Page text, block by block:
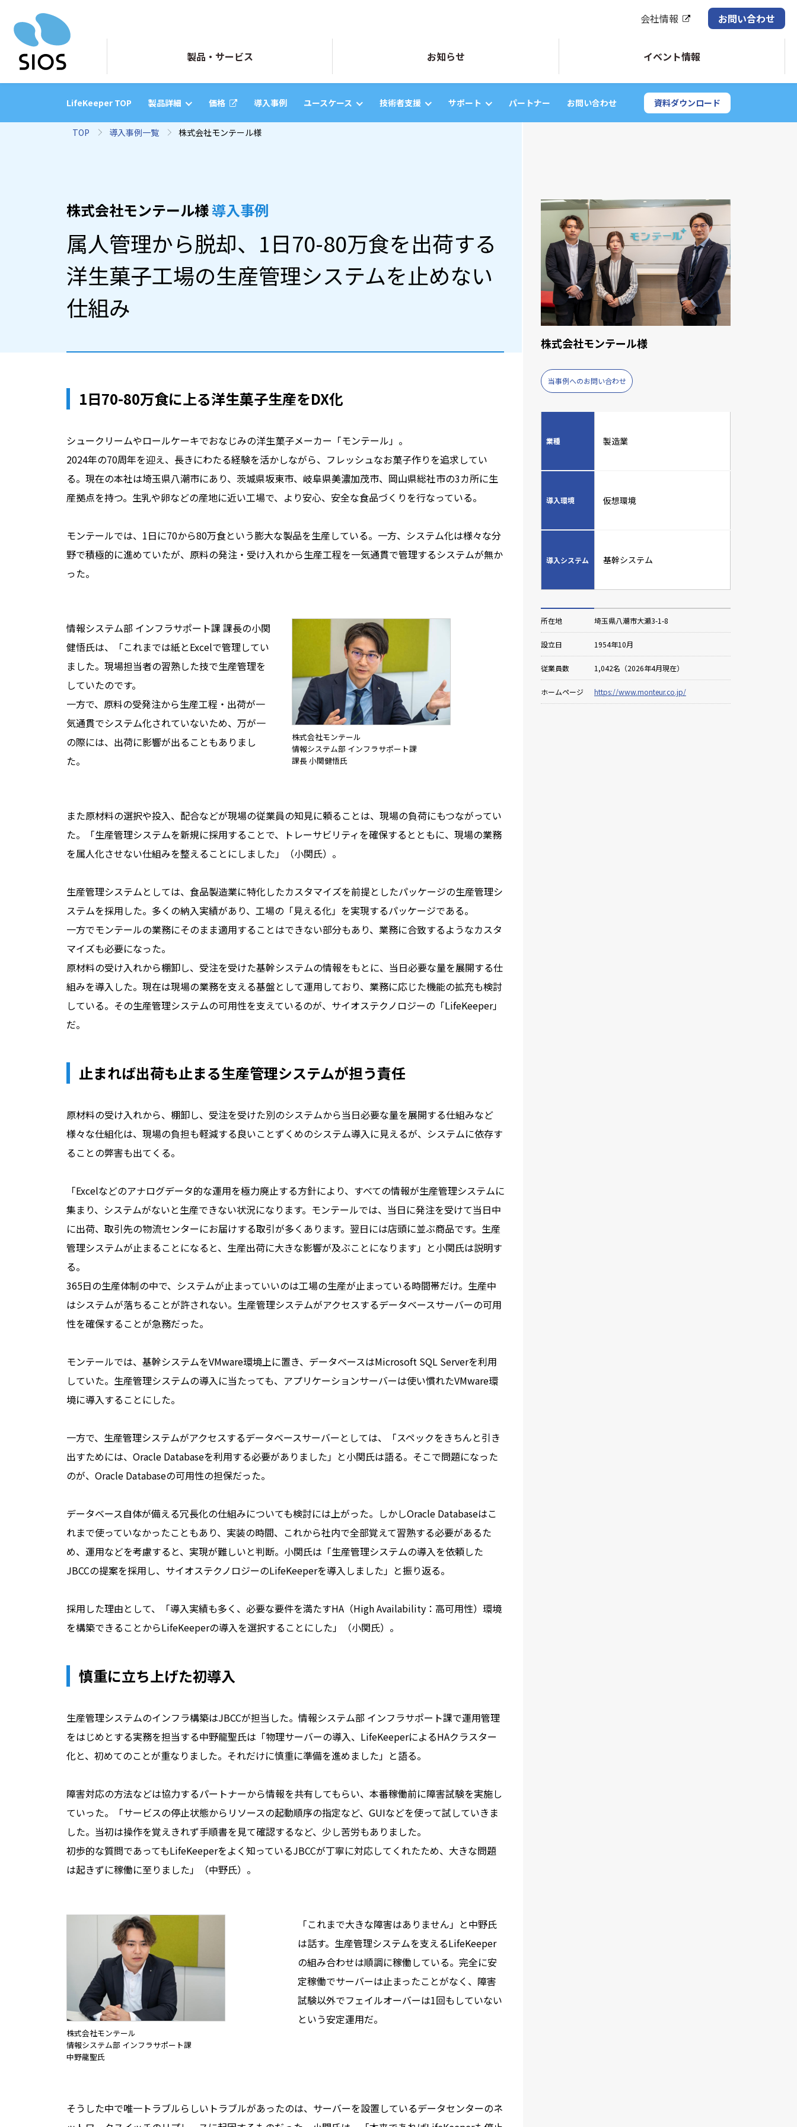
会社情報 お問い合わせ
製品・サービス
LifeKeeper
システム障害を防ぐ仕組みを
ざっくり解説
お知らせ イベント情報
LifeKeeper TOP 製品詳細 価格 導入事例 ユースケース 技術者支援 サポート パートナー お問い合わせ 資料ダウンロード
TOP 導入事例一覧 株式会社モンテール様
株式会社モンテール様導入事例
属人管理から脱却、1日70-80万食を出荷する
洋生菓子工場の生産管理システムを止めない
仕組み
1日70-80万食に上る洋生菓子生産をDX化
シュークリームやロールケーキでおなじみの洋生菓子メーカー「モンテール」。
2024年の70周年を迎え、長きにわたる経験を活かしながら、フレッシュなお菓子作りを追求してい
る。現在の本社は埼玉県八潮市にあり、茨城県坂東市、岐阜県美濃加茂市、岡山県総社市の3カ所に生
産拠点を持つ。生乳や卵などの産地に近い工場で、より安心、安全な食品づくりを行なっている。
モンテールでは、1日に70から80万食という膨大な製品を生産している。一方、システム化は様々な分
野で積極的に進めていたが、原料の発注・受け入れから生産工程を一気通貫で管理するシステムが無か
った。
情報システム部 インフラサポート課 課長の小関
健悟氏は、「これまでは紙とExcelで管理してい
ました。現場担当者の習熟した技で生産管理を
していたのです。
一方で、原料の受発注から生産工程・ 出荷が一
気通貫でシステム化されていないため、万が一
の際には、出荷に影響が出ることもありまし
た。
株式会社モンテール
情報システム部 インフラサポート課
課長 小関健悟氏
また原材料の選択や投入、配合などが現場の従業員の知見に頼ることは、現場の負荷にもつながってい
た。「生産管理システムを新規に採用することで、トレーサビリティを確保するとともに、現場の業務
を属人化させない仕組みを整えることにしました」（小関氏）。
生産管理システムとしては、食品製造業に特化したカスタマイズを前提としたパッケージの生産管理シ
ステムを採用した。多くの納入実績があり、工場の「見える化」を実現するパッケージである。
一方でモンテールの業務にそのまま適用することはできない部分もあり、業務に合致するようなカスタ
マイズも必要になった。
原材料の受け入れから棚卸し、受注を受けた基幹システムの情報をもとに、当日必要な量を展開する仕
組みを導入した。現在は現場の業務を支える基盤として運用しており、業務に応じた機能の拡充も検討
している。その生産管理システムの可用性を支えているのが、サイオステクノロジーの「LifeKeeper」
だ。
止まれば出荷も止まる――生産管理システムが担う責任
原材料の受け入れから、棚卸し、受注を受けた別のシステムから当日必要な量を展開する仕組みなど
様々な仕組化は、現場の負担も軽減する良いことずくめのシステム導入に見えるが、システムに依存す
ることの弊害も出てくる。
「Excelなどのアナログデータ的な運用を極力廃止する方針により、すべての情報が生産管理システムに
集まり、システムがないと生産できない状況になります。モンテールでは、当日に発注を受けて当日中
に出荷、取引先の物流センターにお届けする取引が多くあります。翌日には店頭に並ぶ商品です。生産
管理システムが止まることになると、生産出荷に大きな影響が及ぶことになります」と小関氏は説明す
る。
365日の生産体制の中で、システムが止まっていいのは工場の生産が止まっている時間帯だけ。生産中
はシステムが落ちることが許されない。生産管理システムがアクセスするデータベースサーバーの可用
性を確保することが急務だった。
モンテールでは、基幹システムをVMware環境上に置き、データベースはMicrosoft SQL Serverを利用
していた。生産管理システムの導入に当たっても、アプリケーションサーバーは使い慣れたVMware環
境に導入することにした。
一方で、生産管理システムがアクセスするデータベースサーバーとしては、「スペックをきちんと引き
出すためには、Oracle Databaseを利用する必要がありました」と小関氏は語る。そこで問題になった
のが、Oracle Databaseの可用性の担保だった。
データベース自体が備える冗長化の仕組みについても検討には上がった。しかしOracle Databaseはこ
れまで使っていなかったこともあり、実装の時間、これから社内で全部覚えて習熟する必要があるた
め、運用などを考慮すると、実現が難しいと判断。小関氏は「生産管理システムの導入を依頼した
JBCCの提案を採用し、サイオステクノロジーのLifeKeeperを導入しました」と振り返る。
採用した理由として、「導入実績も多く、必要な要件を満たすHA（High Availability：高可用性）環境
を構築できることからLifeKeeperの導入を選択することにした」（小関氏）。
慎重に立ち上げた初導入
生産管理システムのインフラ構築はJBCCが担当した。情報システム部 インフラサポート課で運用管理
をはじめとする実務を担当する中野龍聖氏は「物理サーバーの導入、LifeKeeperによるHAクラスター
化と、初めてのことが重なりました。それだけに慎重に準備を進めました」と語る。
障害対応の方法などは協力するパートナーから情報を共有してもらい、本番稼働前に障害試験を実施し
ていった。「サービスの停止状態からリソースの起動順序の指定など、GUIなどを使って試していきま
した。当初は操作を覚えきれず手順書を見て確認するなど、少し苦労もありました。
初歩的な質問であってもLifeKeeperをよく知っているJBCCが丁寧に対応してくれたため、大きな問題
は起きずに稼働に至りました」（中野氏）。
株式会社モンテール
情報システム部 インフラサポート課
中野龍聖氏
「これまで大きな障害はありません」と中野氏
は話す。生産管理システムを支えるLifeKeeper
の組み合わせは順調に稼働している。完全に安
定稼働でサーバーは止まったことがなく、障害
試験以外でフェイルオーバーは1回もしていない
という安定運用だ。
そうした中で唯一トラブルらしいトラブルがあったのは、サーバーを設置しているデータセンターのネ
株式会社モンテール様
当事例へのお問い合わせ
業種 製造業
導入環境 仮想環境
導入システム 基幹システム
所在地 埼玉県八潮市大瀬3-1-8
設立日 1954年10月
従業員数 1,042名（2026年4月現在）
ホームページ https://www.monteur.co.jp/